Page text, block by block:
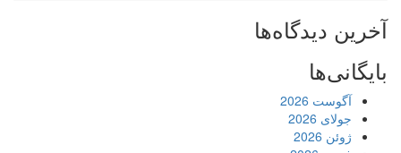
آخرین دیدگاه‌ها
بایگانی‌ها
آگوست 2026
جولای 2026
ژوئن 2026